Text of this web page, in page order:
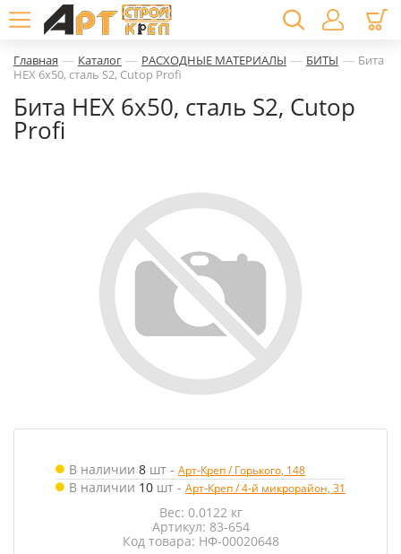
Главная — Каталог — РАСХОДНЫЕ МАТЕРИАЛЫ — БИТЫ — Бита
HEX 6х50, сталь S2, Cutop Profi
Бита HEX 6х50, сталь S2, Cutop
Profi
В наличии 8 шт - Арт-Креп / Горького, 148
В наличии 10 шт - Арт-Креп / 4-й микрорайон, 31
Вес: 0.0122 кг
Артикул: 83-654
Код товара: НФ-00020648